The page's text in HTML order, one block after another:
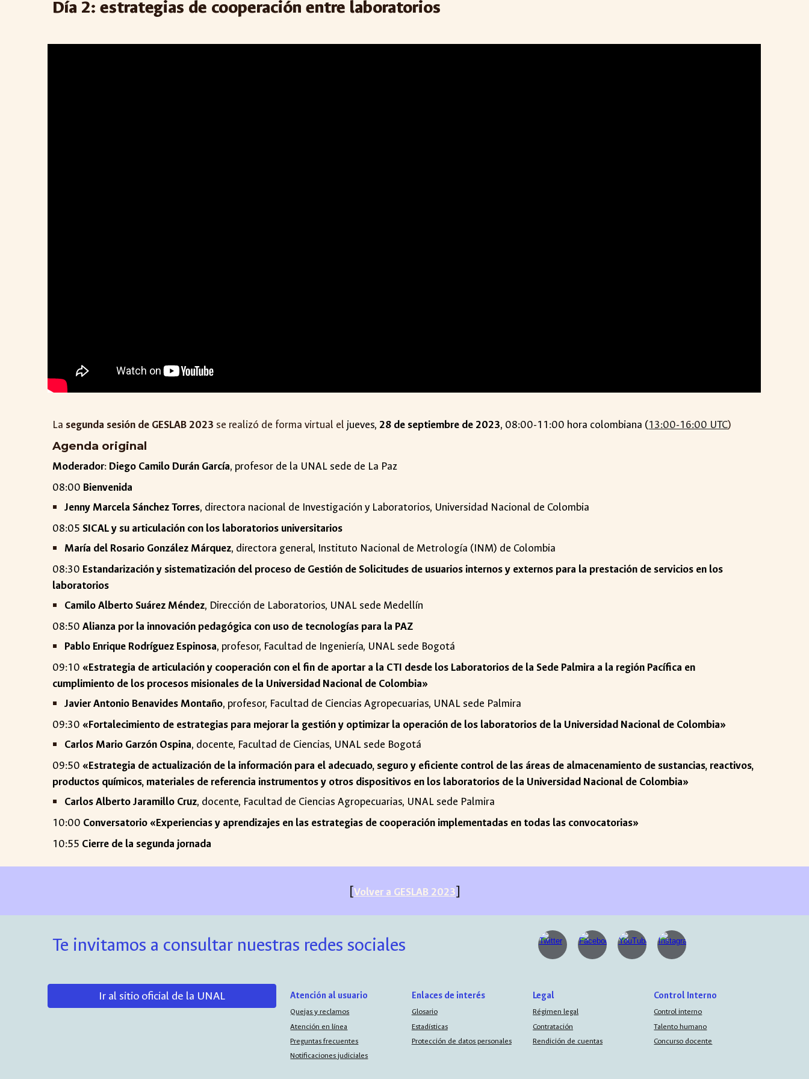
Día 2: estrategias de cooperación entre laboratorios
La segunda sesión de GESLAB 2023 se realizó de forma virtual el jueves, 28 de septiembre de 2023, 08:00-11:00 hora colombiana (13:00-16:00 UTC)
Agenda original
Moderador: Diego Camilo Durán García, profesor de la UNAL sede de La Paz
08:00 Bienvenida
Jenny Marcela Sánchez Torres, directora nacional de Investigación y Laboratorios, Universidad Nacional de Colombia
08:05SICAL y su articulación con los laboratorios universitarios
María del Rosario González Márquez, directora general, Instituto Nacional de Metrología (INM) de Colombia
08:30 Estandarización y sistematización del proceso de Gestión de Solicitudes de usuarios internos y externos para la prestación de servicios en los
laboratorios
Camilo Alberto Suárez Méndez, Dirección de Laboratorios, UNAL sede Medellín
08:50Alianza por la innovación pedagógica con uso de tecnologías para la PAZ
Pablo Enrique Rodríguez Espinosa, profesor, Facultad de Ingeniería, UNAL sede Bogotá
09:10«Estrategia de articulación y cooperación con el fin de aportar a la CTI desde los Laboratorios de la Sede Palmira a la región Pacífica en
cumplimiento de los procesos misionales de la Universidad Nacional de Colombia»
Javier Antonio Benavides Montaño, profesor, Facultad de Ciencias Agropecuarias, UNAL sede Palmira
09:30«Fortalecimiento de estrategias para mejorar la gestión y optimizar la operación de los laboratorios de la Universidad Nacional de Colombia»
Carlos Mario Garzón Ospina, docente, Facultad de Ciencias, UNAL sede Bogotá
09:50«Estrategia de actualización de la información para el adecuado, seguro y eficiente control de las áreas de almacenamiento de sustancias, reactivos,
productos químicos, materiales de referencia instrumentos y otros dispositivos en los laboratorios de la Universidad Nacional de Colombia»
Carlos Alberto Jaramillo Cruz, docente, Facultad de Ciencias Agropecuarias, UNAL sede Palmira
10:00 Conversatorio «Experiencias y aprendizajes en las estrategias de cooperación implementadas en todas las convocatorias»
10:55 Cierre de la segunda jornada
[Volver a GESLAB 2023]
Te invitamos a consultar nuestras redes sociales
Ir al sitio oficial de la UNAL Atención al usuario
Quejas y reclamos
Atención en línea
Preguntas frecuentes
Notificaciones judiciales
Enlaces de interés
Glosario
Estadísticas
Protección de datos personales
Legal
Régimen legal
Contratación
Rendición de cuentas
Control Interno
Control interno
Talento humano
Concurso docente